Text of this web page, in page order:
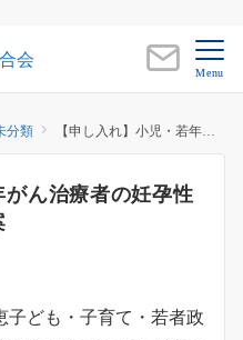
Menu
分類 【申し入れ】小児・若年がん治療者の妊孕性保険適用を厚労相に提案
がん治療者の妊孕性
ども・子育て・若者政